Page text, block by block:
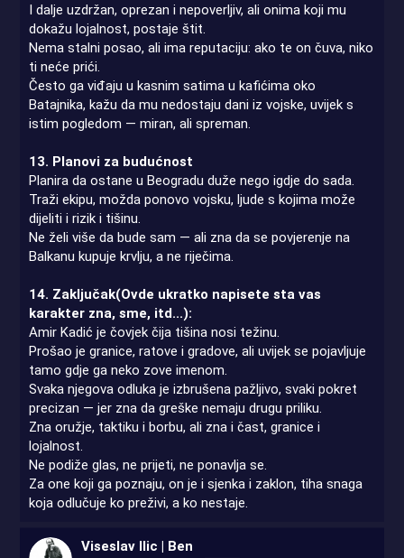
I dalje uzdržan, oprezan i nepoverljiv, ali onima koji mu
dokažu lojalnost, postaje štit.
Nema stalni posao, ali ima reputaciju: ako te on čuva, niko
ti neće prići.
Često ga viđaju u kasnim satima u kafićima oko
Batajnika, kažu da mu nedostaju dani iz vojske, uvijek s
istim pogledom — miran, ali spreman.
13. Planovi za budućnost
Planira da ostane u Beogradu duže nego igdje do sada.
Traži ekipu, možda ponovo vojsku, ljude s kojima može
dijeliti i rizik i tišinu.
Ne želi više da bude sam — ali zna da se povjerenje na
Balkanu kupuje krvlju, a ne riječima.
14. Zaključak(Ovde ukratko napisete sta vas
karakter zna, sme, itd...):
Amir Kadić je čovjek čija tišina nosi težinu.
Prošao je granice, ratove i gradove, ali uvijek se pojavljuje
tamo gdje ga neko zove imenom.
Svaka njegova odluka je izbrušena pažljivo, svaki pokret
precizan — jer zna da greške nemaju drugu priliku.
Zna oružje, taktiku i borbu, ali zna i čast, granice i
lojalnost.
Ne podiže glas, ne prijeti, ne ponavlja se.
Za one koji ga poznaju, on je i sjenka i zaklon, tiha snaga
koja odlučuje ko preživi, a ko nestaje.
Viseslav Ilic | Ben